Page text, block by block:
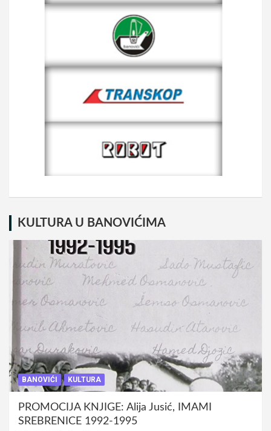
KULTURA U BANOVIĆIMA
BANOVIĆI KULTURA
PROMOCIJA KNJIGE: Alija Jusić, IMAMI
SREBRENICE 1992-1995